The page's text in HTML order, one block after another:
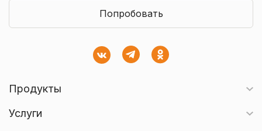
Попробовать
Продукты
Услуги